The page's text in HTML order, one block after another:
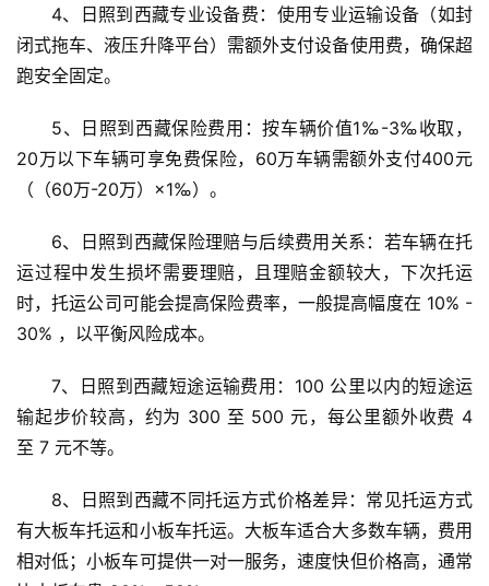
4、日照到西藏专业设备费：使用专业运输设备（如封
闭式拖车、液压升降平台）需额外支付设备使用费，确保超
跑安全固定。
5、日照到西藏保险费用：按车辆价值1‰-3‰收取，
20万以下车辆可享免费保险，60万车辆需额外支付400元
（（60万-20万）×1‰）。
6、日照到西藏保险理赔与后续费用关系：若车辆在托
运过程中发生损坏需要理赔，且理赔金额较大，下次托运
时，托运公司可能会提高保险费率，一般提高幅度在 10% -
30% ，以平衡风险成本。
7、日照到西藏短途运输费用：100 公里以内的短途运
输起步价较高，约为 300 至 500 元，每公里额外收费 4
至 7 元不等。
8、日照到西藏不同托运方式价格差异：常见托运方式
有大板车托运和小板车托运。大板车适合大多数车辆，费用
相对低；小板车可提供一对一服务，速度快但价格高，通常